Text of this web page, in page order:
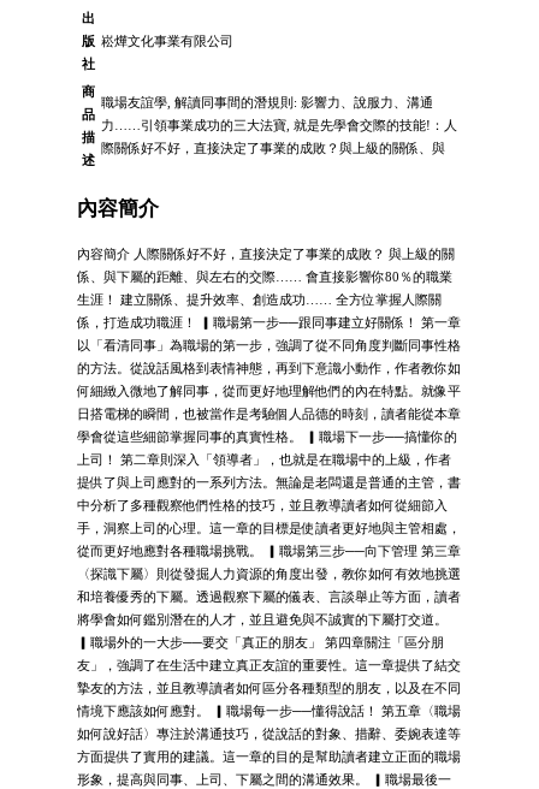
出
版
社
崧燁文化事業有限公司
商
品
描
述
職場友誼學, 解讀同事間的潛規則: 影響力、說服力、溝通
力……引領事業成功的三大法寶, 就是先學會交際的技能!：人
際關係好不好，直接決定了事業的成敗？與上級的關係、與
內容簡介
內容簡介 人際關係好不好，直接決定了事業的成敗？ 與上級的關
係、與下屬的距離、與左右的交際…… 會直接影響你80％的職業
生涯！ 建立關係、提升效率、創造成功…… 全方位掌握人際關
係，打造成功職涯！ ▎職場第一步──跟同事建立好關係！ 第一章
以「看清同事」為職場的第一步，強調了從不同角度判斷同事性格
的方法。從說話風格到表情神態，再到下意識小動作，作者教你如
何細緻入微地了解同事，從而更好地理解他們的內在特點。就像平
日搭電梯的瞬間，也被當作是考驗個人品德的時刻，讀者能從本章
學會從這些細節掌握同事的真實性格。 ▎職場下一步──搞懂你的
上司！ 第二章則深入「領導者」，也就是在職場中的上級，作者
提供了與上司應對的一系列方法。無論是老闆還是普通的主管，書
中分析了多種觀察他們性格的技巧，並且教導讀者如何從細節入
手，洞察上司的心理。這一章的目標是使讀者更好地與主管相處，
從而更好地應對各種職場挑戰。 ▎職場第三步──向下管理 第三章
〈探識下屬〉則從發掘人力資源的角度出發，教你如何有效地挑選
和培養優秀的下屬。透過觀察下屬的儀表、言談舉止等方面，讀者
將學會如何鑑別潛在的人才，並且避免與不誠實的下屬打交道。
▎職場外的一大步──要交「真正的朋友」 第四章關注「區分朋
友」，強調了在生活中建立真正友誼的重要性。這一章提供了結交
摯友的方法，並且教導讀者如何區分各種類型的朋友，以及在不同
情境下應該如何應對。 ▎職場每一步──懂得說話！ 第五章〈職場
如何說好話〉專注於溝通技巧，從說話的對象、措辭、委婉表達等
方面提供了實用的建議。這一章的目的是幫助讀者建立正面的職場
形象，提高與同事、上司、下屬之間的溝通效果。 ▎職場最後一